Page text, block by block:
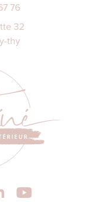
76
32
thy